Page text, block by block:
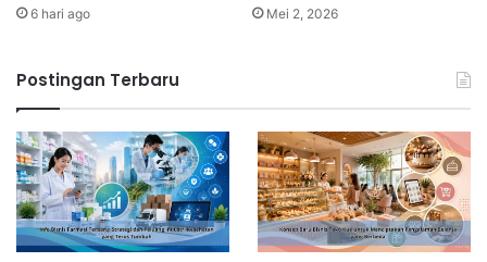
6 hari ago Mei 2, 2026
Postingan Terbaru